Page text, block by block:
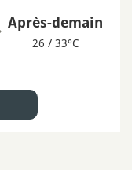
Après-demain
26 / 33°C